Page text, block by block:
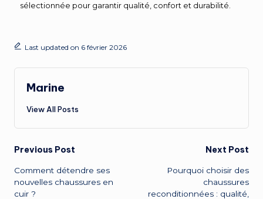
sélectionnée pour garantir qualité, confort et durabilité.
Last updated on 6 février 2026
Marine
View All Posts
Previous Post
Comment détendre ses
nouvelles chaussures en
cuir ?
Next Post
Pourquoi choisir des
chaussures
reconditionnées : qualité,